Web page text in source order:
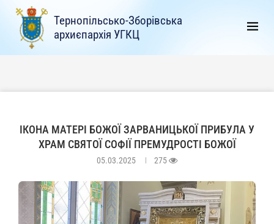
Тернопільсько-Зборівська
архиєпархія УГКЦ
ІКОНА МАТЕРІ БОЖОЇ ЗАРВАНИЦЬКОЇ ПРИБУЛА У
ХРАМ СВЯТОЇ СОФІЇ ПРЕМУДРОСТІ БОЖОЇ
05.03.2025 275